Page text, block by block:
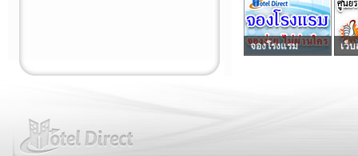
จองโรงแรม เว็